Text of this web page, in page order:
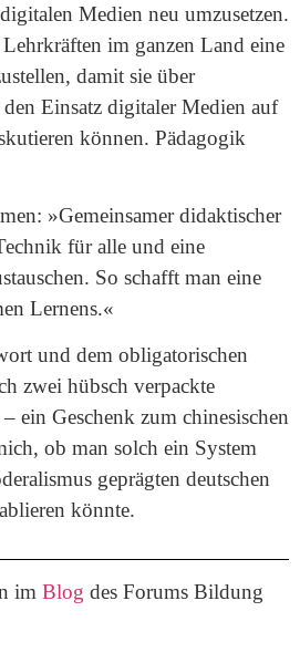
Medien neu umzusetzen.
im ganzen Land eine
damit sie über
Einsatz digitaler Medien auf
können. Pädagogik
»Gemeinsamer didaktischer
für alle und eine
So schafft man eine
Lernens.«
und dem obligatorischen
zwei hübsch verpackte
ein Geschenk zum chinesischen
ob man solch ein System
geprägten deutschen
könnte.
im Blog des Forums Bildung